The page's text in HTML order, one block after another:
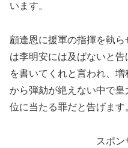
います。
顧逢恩に援軍の指揮を執
は李明安には及ばないと
を書いてくれと言われ、
から弾劾が絶えない中で
位に当たる罪だと告げます
スポン